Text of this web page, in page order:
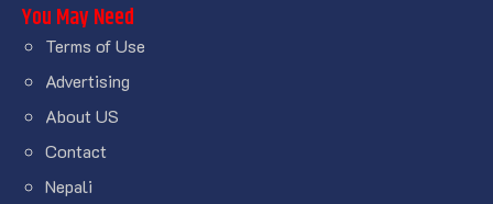
You May Need
Terms of Use
Advertising
About US
Contact
Nepali